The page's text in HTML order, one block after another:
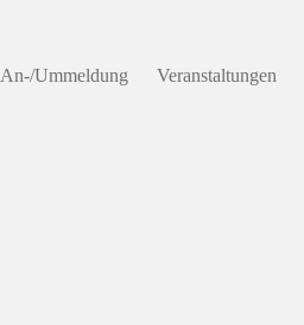
An-/Ummeldung Veranstaltungen